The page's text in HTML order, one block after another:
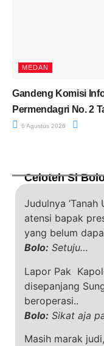
MEDAN
Gandeng Komisi
Permendagri No. 2
6 Agustus 2026
Celoteh Si
Judulnya ‘Tanah
atensi bapak
yang belum
Bolo: Setuju…
Lapor Pak
disepanjang
beroperasi..
Bolo: Sikat aja
Masih marak